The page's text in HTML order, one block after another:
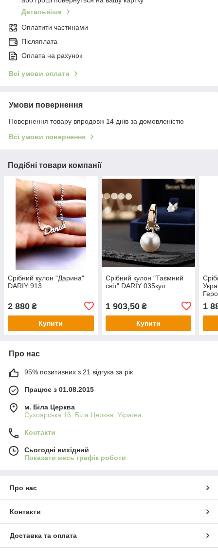
Детальніше
Оплатити частинами
Післяплата
Оплата на рахунок
Всі умови оплати
Умови повернення
Повернення товару впродовж 14 днів за домовленістю
Всі умови повернення
Подібні товари компанії
Срібний кулон "Дарина"
DARIY 913
2 880 ₴
Купити
Срібний кулон "Таємний
світ" DARIY 035кул
1 903,50₴
Купити
1
Про нас
95% позитивних з 21 відгука за рік
Працює з 01.08.2015
м. Біла Церква
Сухоярська 16, Біла Церква, Україна
Контакти
Сьогодні вихідний
Показати весь графік роботи
Про нас
Контакти
Доставка та оплата